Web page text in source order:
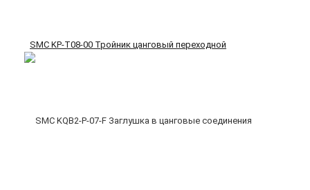
SMC KP-T08-00 Тройник цанговый переходной